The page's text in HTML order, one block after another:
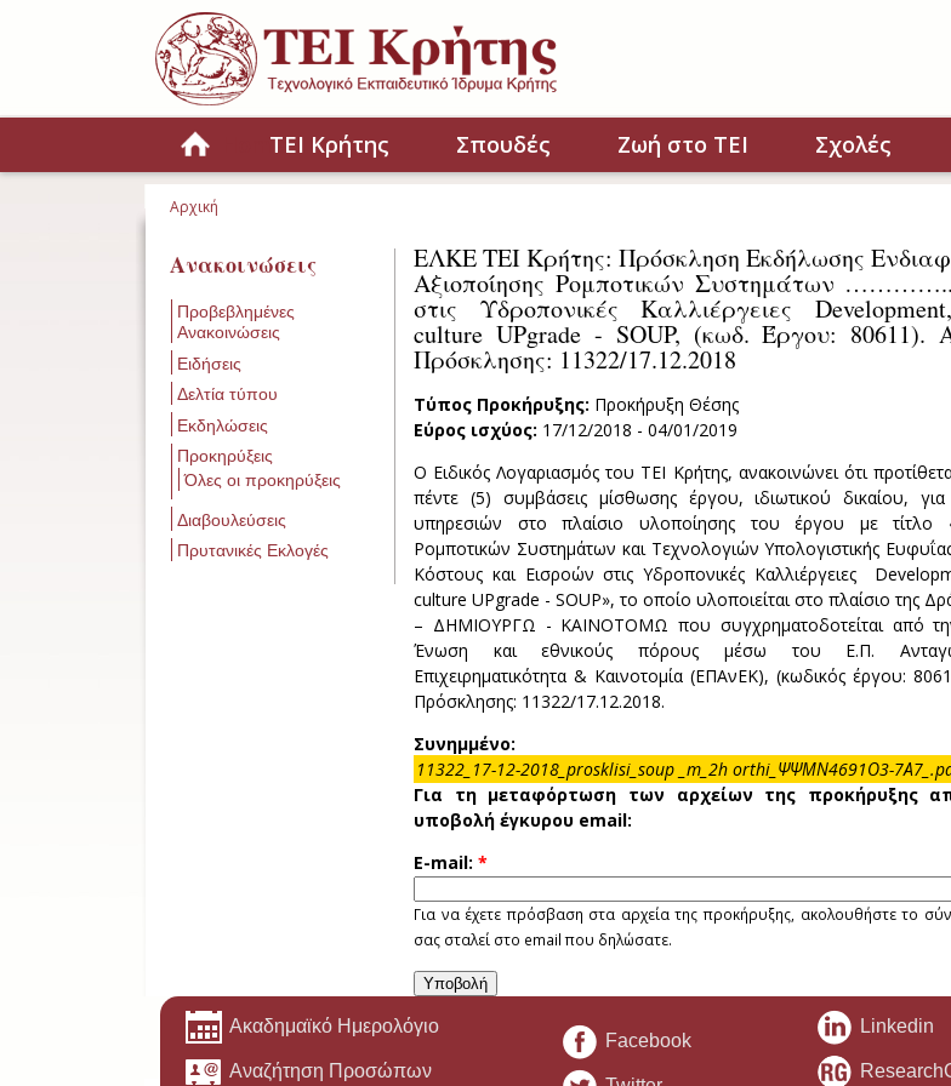
Παράκαμψη προς το κυρίως περιεχόμενο
HomeΤΕΙ Κρήτης Σπουδές Ζωή στο ΤΕΙ Σχολές
Αρχική
Ανακοινώσεις
Προβεβλημένες
Ανακοινώσεις
Ειδήσεις
Δελτία τύπου
Εκδηλώσεις
Προκηρύξεις
Όλες οι προκηρύξεις
Διαβουλεύσεις
Πρυτανικές Εκλογές
ΕΛΚΕ ΤΕΙ Κρήτης: Πρόσκληση Εκδήλωσης
Αξιοποίησης Ρομποτικών Συστημάτων
στις Υδροπονικές Καλλιέργειες
culture UPgrade - SOUP, (κωδ. Έργου: 80611).
Πρόσκλησης: 11322/17.12.2018
Τύπος Προκήρυξης: Προκήρυξη Θέσης
Εύρος ισχύος: 17/12/2018 - 04/01/2019
Ο Ειδικός Λογαριασμός του ΤΕΙ Κρήτης, ανακοινώνει ότι
πέντε (5) συμβάσεις μίσθωσης έργου, ιδιωτικού δικαίου,
υπηρεσιών στο πλαίσιο υλοποίησης του έργου με τίτλο
Ρομποτικών Συστημάτων και Τεχνολογιών Υπολογιστικής
Κόστους και Εισροών στις Υδροπονικές Καλλιέργειες
culture UPgrade - SOUP», το οποίο υλοποιείται στο πλαίσιο της
– ΔΗΜΙΟΥΡΓΩ - ΚΑΙΝΟΤΟΜΩ που συγχρηματοδοτείται από
Ένωση και εθνικούς πόρους μέσω του Ε.Π.
Επιχειρηματικότητα & Καινοτομία (ΕΠΑνΕΚ), (κωδικός έργου:
Πρόσκλησης: 11322/17.12.2018.
Συνημμένο:
11322_17-12-2018_prosklisi_soup _m_2h orthi_ΨΨΜΝ4691Ο3-
Για τη μεταφόρτωση των αρχείων της προκήρυξης
υποβολή έγκυρου email:
E-mail: *
Για να έχετε πρόσβαση στα αρχεία της προκήρυξης, ακολουθήστε το
σας σταλεί στο email που δηλώσατε.
Ακαδημαϊκό Ημερολόγιο
Αναζήτηση Προσώπων
Facebook
Linkedin